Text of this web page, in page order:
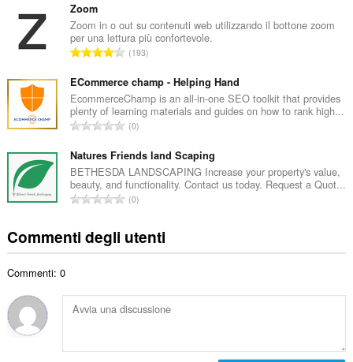
t
a
e
d
i
g
u
d
i
z
:
e
r
o
o
t
a
e
d
i
g
u
d
i
:
Zoom
Zoom in o out su contenuti web utilizzando il bottone zoom
per una lettura più confortevole.
N
m
e
r
o
o
t
a
d
i
u
d
z
193
ECommerce champ - Helping Hand
EcommerceChamp is an all-in-one SEO toolkit that provides
plenty of learning materials and guides on how to rank high...
N
m
e
r
o
o
t
e
d
0
Natures Friends land Scaping
BETHESDA LANDSCAPING Increase your property's value,
beauty, and functionality. Contact us today. Request a Quot...
N
e
t
o
l
0
Commenti degli utenti
Commenti: 0